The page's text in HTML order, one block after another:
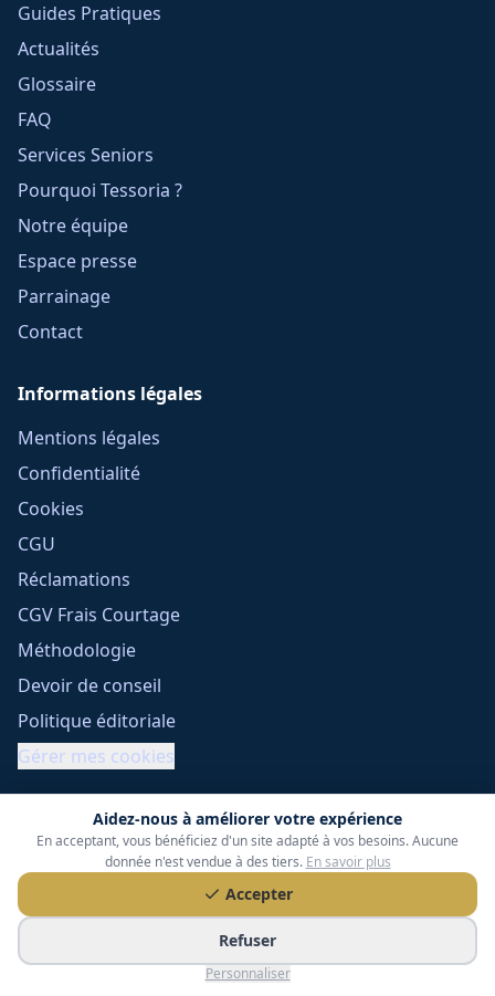
Aidez-nous à améliorer votre expérience
En acceptant, vous bénéficiez d'un site adapté à vos besoins. Aucune
donnée n'est vendue à des tiers. En savoir plus
Accepter
Refuser
Personnaliser
Guides Pratiques
Actualités
Glossaire
FAQ
Services Seniors
Pourquoi Tessoria ?
Notre équipe
Espace presse
Parrainage
Contact
Informations légales
Mentions légales
Confidentialité
Cookies
CGU
Réclamations
CGV Frais Courtage
Méthodologie
Devoir de conseil
Politique éditoriale
Gérer mes cookies
- SARL au capital de 15 000 €
ORIAS n° 25007309 - RCS 990 206 179 - Membre du réseau
360 Courtage